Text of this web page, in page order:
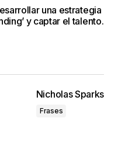
una estrategia
y captar el talento.
Nicholas Sparks
Frases